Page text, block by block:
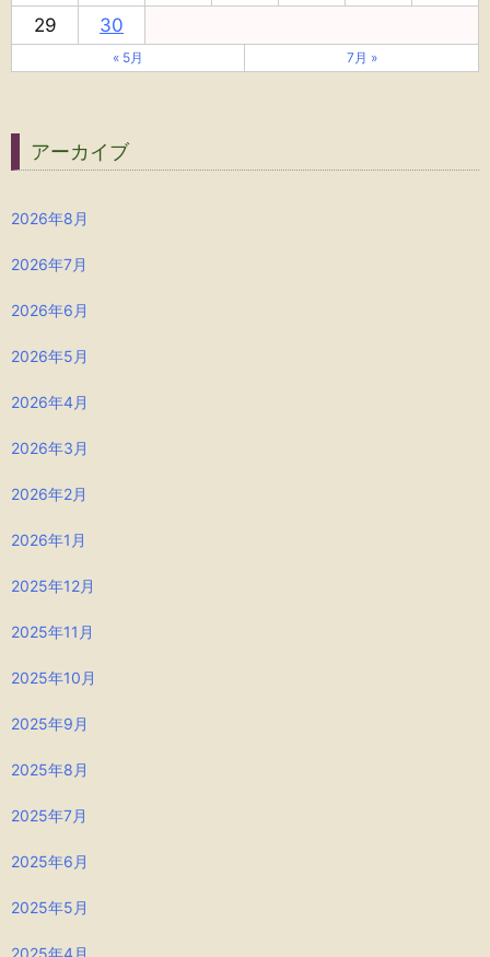
29
30
« 5月 7月 »
アーカイブ
2026年8月
2026年7月
2026年6月
2026年5月
2026年4月
2026年3月
2026年2月
2026年1月
2025年12月
2025年11月
2025年10月
2025年9月
2025年8月
2025年7月
2025年6月
2025年5月
2025年4月